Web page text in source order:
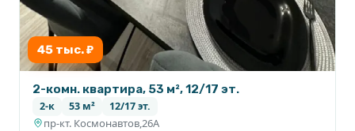
45 тыс. ₽
2-комн. квартира, 53 м², 12/17 эт.
2-к 53 м² 12/17 эт.
пр-кт. Космонавтов,26А